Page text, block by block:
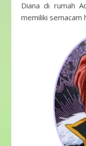
Diana di rumah
memiliki semacam